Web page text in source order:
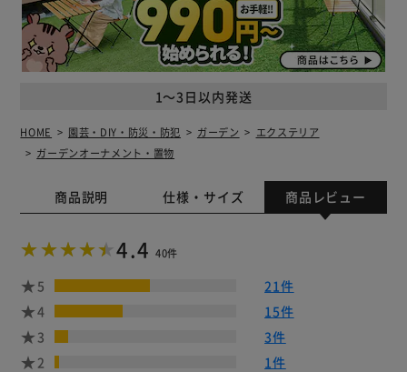
1～3日以内発送
HOME 園芸・DIY・防災・防犯 ガーデン
エクステリア
ガーデンオーナメント・置物
商品説明 仕様・サイズ 商品レビュー
4.4 40件
5
21件
4
15件
3
3件
2
1件